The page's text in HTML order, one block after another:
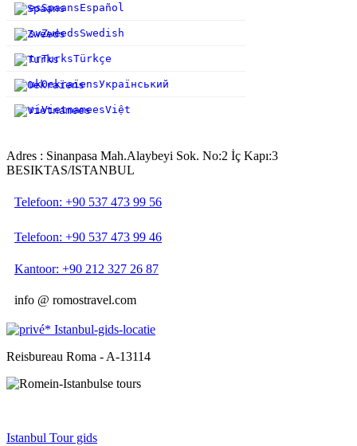
esSpaansEspañol
svZweedsSwedish
trTurksTürkçe
ukOekraïensУкраїнський
viVietnameesViệt
Adres : Sinanpasa Mah.Alaybeyi Sok. No:2 İç Kapı:3
BESIKTAS/ISTANBUL
Telefoon: +90 537 473 99 56
Telefoon: +90 537 473 99 46
Kantoor: +90 212 327 26 87
info @ romostravel.com
Reisbureau Roma - A-13114
Istanbul Tour gids